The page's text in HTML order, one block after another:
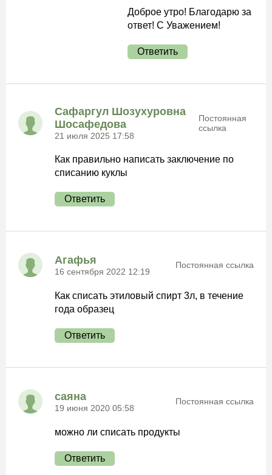
Доброе утро! Благодарю за
ответ! С Уважением!
Ответить
Сафаргул Шозухуровна
Шосафедова
21 июля 2025 17:58
Постоянная
ссылка
Как правильно написать заключение по
списанию куклы
Ответить
Агафья
16 сентября 2022 12:19
Постоянная ссылка
Как списать этиловый спирт 3л, в течение
года образец
Ответить
саяна
19 июня 2020 05:58
Постоянная ссылка
можно ли списать продукты
Ответить